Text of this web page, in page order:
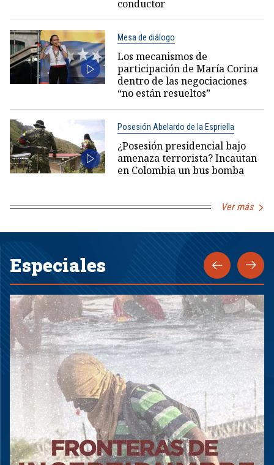
conductor
Mesa de diálogo
Los mecanismos de
participación de María Corina
dentro de las negociaciones
“no están resueltos”
Posesión Abelardo de la Espriella
¿Posesión presidencial bajo
amenaza terrorista? Incautan
en Colombia un bus bomba
Ver más
Especiales